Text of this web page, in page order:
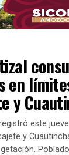
en
y
este
y